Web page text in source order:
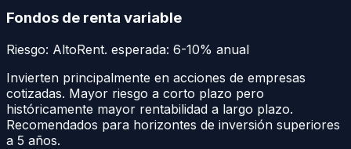
Fondos de renta variable
Riesgo: AltoRent. esperada: 6-10% anual
Invierten principalmente en acciones de empresas
cotizadas. Mayor riesgo a corto plazo pero
históricamente mayor rentabilidad a largo plazo.
Recomendados para horizontes de inversión superiores
a 5 años.